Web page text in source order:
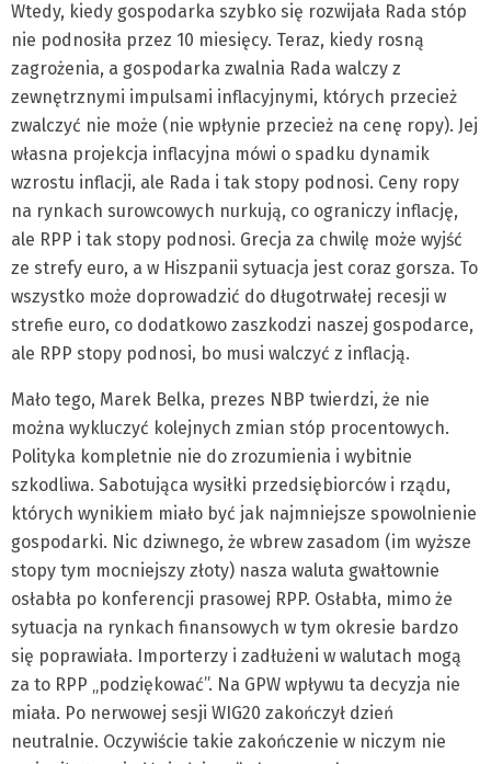
Wtedy, kiedy gospodarka szybko się rozwijała Rada stóp
nie podnosiła przez 10 miesięcy. Teraz, kiedy rosną
zagrożenia, a gospodarka zwalnia Rada walczy z
zewnętrznymi impulsami inflacyjnymi, których przecież
zwalczyć nie może (nie wpłynie przecież na cenę ropy). Jej
własna projekcja inflacyjna mówi o spadku dynamik
wzrostu inflacji, ale Rada i tak stopy podnosi. Ceny ropy
na rynkach surowcowych nurkują, co ograniczy inflację,
ale RPP i tak stopy podnosi. Grecja za chwilę może wyjść
ze strefy euro, a w Hiszpanii sytuacja jest coraz gorsza. To
wszystko może doprowadzić do długotrwałej recesji w
strefie euro, co dodatkowo zaszkodzi naszej gospodarce,
ale RPP stopy podnosi, bo musi walczyć z inflacją.
Mało tego, Marek Belka, prezes NBP twierdzi, że nie
można wykluczyć kolejnych zmian stóp procentowych.
Polityka kompletnie nie do zrozumienia i wybitnie
szkodliwa. Sabotująca wysiłki przedsiębiorców i rządu,
których wynikiem miało być jak najmniejsze spowolnienie
gospodarki. Nic dziwnego, że wbrew zasadom (im wyższe
stopy tym mocniejszy złoty) nasza waluta gwałtownie
osłabła po konferencji prasowej RPP. Osłabła, mimo że
sytuacja na rynkach finansowych w tym okresie bardzo
się poprawiała. Importerzy i zadłużeni w walutach mogą
za to RPP „podziękować”. Na GPW wpływu ta decyzja nie
miała. Po nerwowej sesji WIG20 zakończył dzień
neutralnie. Oczywiście takie zakończenie w niczym nie